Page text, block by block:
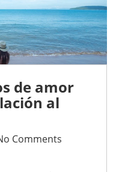
de amor
al
Comments